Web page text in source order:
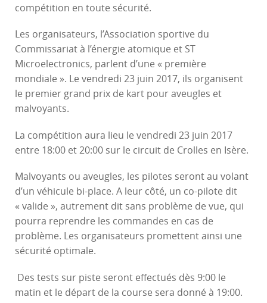
compétition en toute sécurité.
Les organisateurs, l’Association sportive du
Commissariat à l’énergie atomique et ST
Microelectronics, parlent d’une « première
mondiale ». Le vendredi 23 juin 2017, ils organisent
le premier grand prix de kart pour aveugles et
malvoyants.
La compétition aura lieu le vendredi 23 juin 2017
entre 18:00 et 20:00 sur le circuit de Crolles en Isère.
Malvoyants ou aveugles, les pilotes seront au volant
d’un véhicule bi-place. A leur côté, un co-pilote dit
« valide », autrement dit sans problème de vue, qui
pourra reprendre les commandes en cas de
problème. Les organisateurs promettent ainsi une
sécurité optimale.
Des tests sur piste seront effectués dès 9:00 le
matin et le départ de la course sera donné à 19:00.